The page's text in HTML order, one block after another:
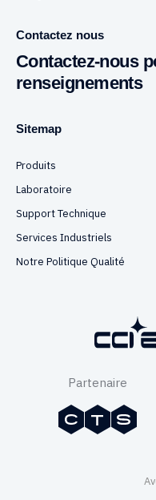
Contactez nous
Contactez-nous
renseignements
Sitemap
Produits
Laboratoire
Support Technique
Services Industriels
Notre Politique Qualité
Partenaire